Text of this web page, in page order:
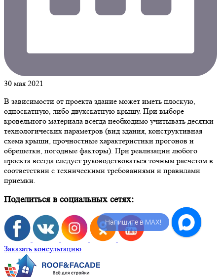
30 мая 2021
В зависимости от проекта здание может иметь плоскую,
односкатную, либо двухскатную крышу. При выборе
кровельного материала всегда необходимо учитывать десятки
технологических параметров (вид здания, конструктивная
схема крыши, прочностные характеристики прогонов и
обрешетки, погодные факторы). При реализации любого
проекта всегда следует руководствоваться точным расчетом в
соответствии с техническими требованиями и правилами
приемки.
Поделиться в социальных сетях:
Заказать консультацию
Напишите в MAX!